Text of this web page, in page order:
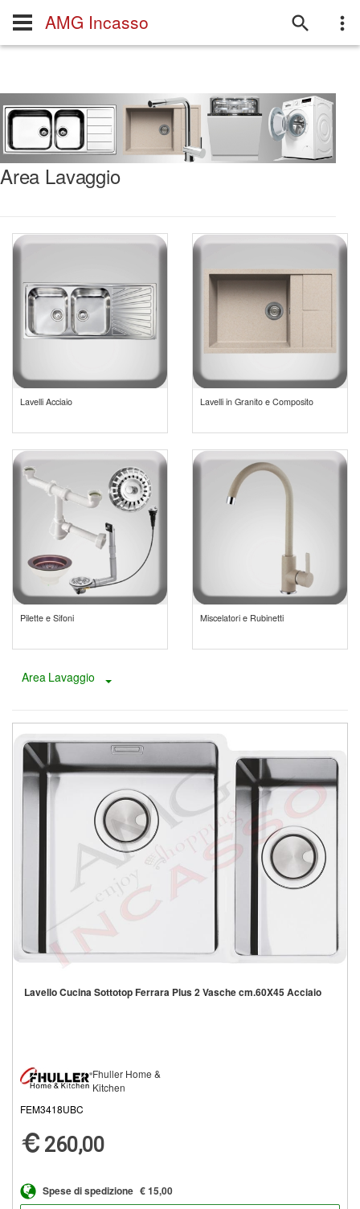
AMG Incasso
Area Lavaggio
Lavelli Acciaio Lavelli in Granito e Composito
Pilette e Sifoni Miscelatori e Rubinetti
Area Lavaggio Toggle Dropdown
Lavello Cucina Sottotop Ferrara Plus 2 Vasche cm.60X45 Acciaio
Fhuller Home &
Kitchen
FEM3418UBC
260,00
Spese di spedizione € 15,00